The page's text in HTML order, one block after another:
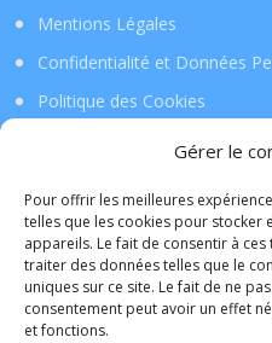
Gérer le
Pour offrir les meilleures
telles que les cookies pour stocker
appareils. Le fait de consentir à
traiter des données telles que le
uniques sur ce site. Le fait de ne
consentement peut avoir un effet
et fonctions.
Mentions Légales
Confidentialité et Données
Politique des Cookies
Téléchargez l’application !
La Tribu de Lille
L'application mobile de la